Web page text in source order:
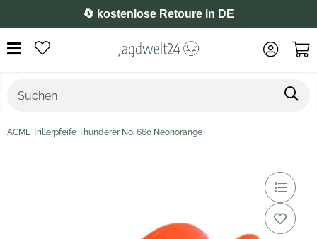
⭐️ 4,8 auf Google
ACME Trillerpfeife Thunderer No. 660 Neonorange